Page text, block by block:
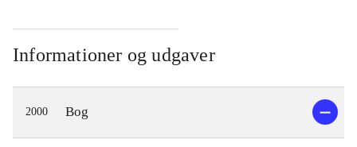
Informationer og udgaver
2000 Bog